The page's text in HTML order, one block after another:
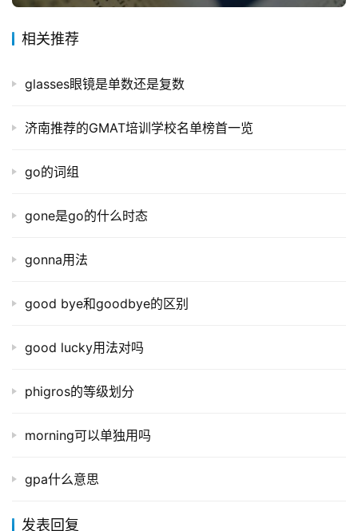
相关推荐
glasses眼镜是单数还是复数
济南推荐的GMAT培训学校名单榜首一览
go的词组
gone是go的什么时态
gonna用法
good bye和goodbye的区别
good lucky用法对吗
phigros的等级划分
morning可以单独用吗
gpa什么意思
发表回复